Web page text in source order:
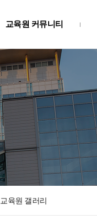
교육원 커뮤니티
교육원 갤러리